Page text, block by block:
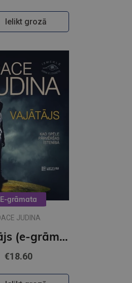
Ielikt grozā
E-grāmata
JUDINA
Vajātājs (e-grāmata)
€18.60